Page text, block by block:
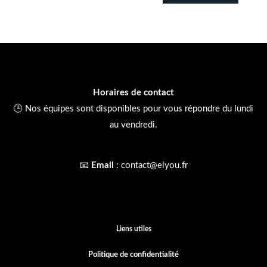
Horaires de contact
🕒 Nos équipes sont disponibles pour vous répondre du lundi
au vendredi.
📧 Email : contact@elyou.fr
Liens utiles
Politique de confidentialité